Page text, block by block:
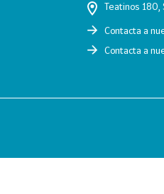
Teatinos 180,
Contacta a
Contacta a